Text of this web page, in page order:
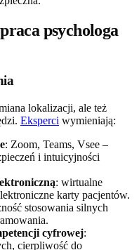
psychologa
lokalizacji, ale też
Eksperci wymieniają:
: Zoom, Teams, Vsee –
i intuicyjności
: wirtualne
karty pacjentów.
stosowania silnych
cyfrowej:
cierpliwość do